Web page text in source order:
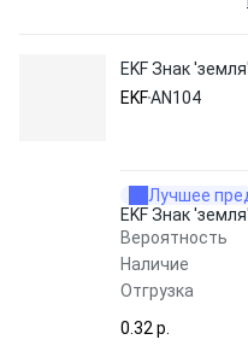
EKF Знак
EKFAN104
Лучшее
EKF Знак
Вероятность
Наличие
Отгрузка
0.32 p.